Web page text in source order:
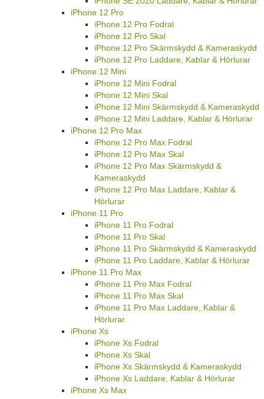
iPhone 12 Pro
iPhone 12 Pro Fodral
iPhone 12 Pro Skal
iPhone 12 Pro Skärmskydd & Kameraskydd
iPhone 12 Pro Laddare, Kablar & Hörlurar
iPhone 12 Mini
iPhone 12 Mini Fodral
iPhone 12 Mini Skal
iPhone 12 Mini Skärmskydd & Kameraskydd
iPhone 12 Mini Laddare, Kablar & Hörlurar
iPhone 12 Pro Max
iPhone 12 Pro Max Fodral
iPhone 12 Pro Max Skal
iPhone 12 Pro Max Skärmskydd &
Kameraskydd
iPhone 12 Pro Max Laddare, Kablar &
Hörlurar
iPhone 11 Pro
iPhone 11 Pro Fodral
iPhone 11 Pro Skal
iPhone 11 Pro Skärmskydd & Kameraskydd
iPhone 11 Pro Laddare, Kablar & Hörlurar
iPhone 11 Pro Max
iPhone 11 Pro Max Fodral
iPhone 11 Pro Max Skal
iPhone 11 Pro Max Laddare, Kablar &
Hörlurar
iPhone Xs
iPhone Xs Fodral
iPhone Xs Skal
iPhone Xs Skärmskydd & Kameraskydd
iPhone Xs Laddare, Kablar & Hörlurar
iPhone Xs Max